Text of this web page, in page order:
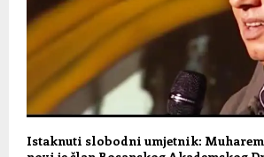
Istaknuti slobodni umjetnik: